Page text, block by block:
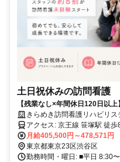
土日祝休みの訪問看護
【残業なし×年間休日120日以
護 きらめき訪問看護リハビリ
アクセス: 京王線 笹塚駅 徒歩8分 京王線 代田橋駅 徒歩6分 井の頭線
新代田駅 徒歩15分
月給405,500円～478,571円
東京都東京23区渋谷区
勤務時間・曜日: ■平日 8:30